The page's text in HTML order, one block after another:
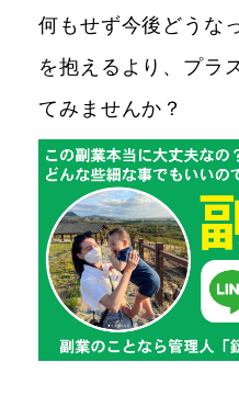
何もせず今後どうな
を抱えるより、プラ
てみませんか？